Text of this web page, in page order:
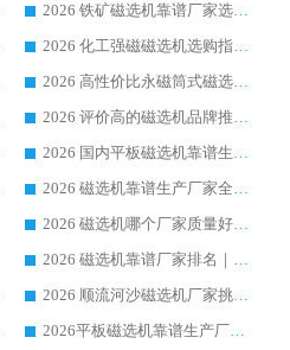
2026 铁矿磁选机靠谱厂家选购全攻略 行业标杆华体会手机网页版-华体会(中国) 设备性价比出众
2026 化工强磁磁选机选购指南 5 家行业口碑靠谱厂家领域强者推荐
2026 高性价比永磁筒式磁选机品牌盘点 行业强者口碑实测选购完整指南
2026 评价高的磁选机品牌推荐选购指南，永磁筒式磁选机设备领域强者全景行业口碑解析
2026 国内平板磁选机靠谱生产厂家推荐排名|行业口碑选购指南，领域强者按需选设备
2026 磁选机靠谱生产厂家全梳理 分场景选型行业头部品牌选购参考攻略
2026 磁选机哪个厂家质量好？十大靠谱磁电企业排名选购指南
2026 磁选机靠谱厂家排名｜华体会手机网页版-华体会(中国) 高性价比磁选机磁电品牌
2026 顺流河沙磁选机厂家挑选攻略 | 业内口碑龙头企业高性价比品牌推荐
2026平板磁选机靠谱生产厂家选购指南 行业口碑良好品牌推荐 磁电领域实力强者